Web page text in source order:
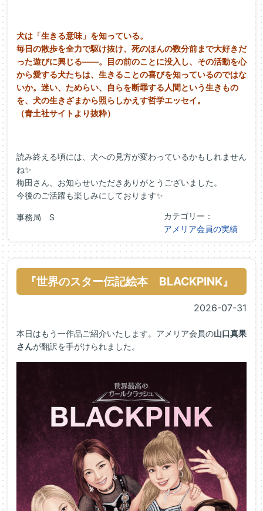
犬は「生きる意味」を知っている。
毎日の散歩を全力で駆け抜け、死のほんの数分前まで大好きだ
った遊びに興じる——。目の前のことに没入し、その活動を心
から愛する犬たちは、生きることの喜びを知っているのではな
いか。迷い、ためらい、自らを断罪する人間という生きもの
を、犬の生きざまから照らしかえす哲学エッセイ。
（青土社サイトより抜粋）
読み終える頃には、犬への見方が変わっているかもしれません
ね✨
梅田さん、お知らせいただきありがとうございました。
今後のご活躍も楽しみにしております✨
事務局 S
カテゴリー：
アメリア会員の実績
『世界のスター伝記絵本 BLACKPINK』
2026-07-31
本日はもう一作品ご紹介いたします。アメリア会員の山口真果
さんが翻訳を手がけられました。